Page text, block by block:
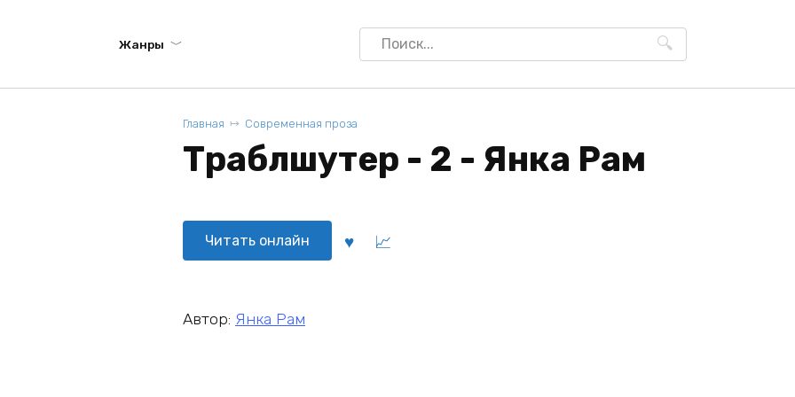
Жанры
Search
for:
Главная Современная проза
Траблшутер - 2 - Янка Рам
Читать онлайн
Автор: Янка Рам